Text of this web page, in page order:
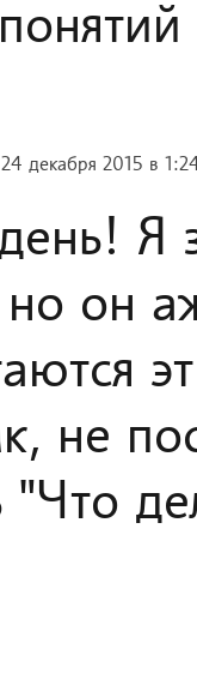
24 декабря 2015 в
Я
он
не
"Что